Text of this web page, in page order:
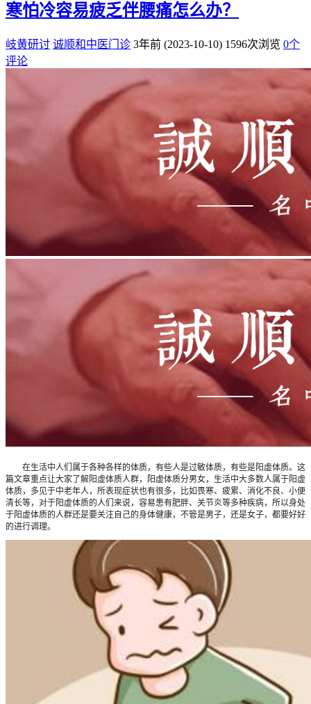
寒怕冷容易疲乏伴腰痛怎么办？
岐黄研讨 诚顺和中医门诊 3年前 (2023-10-10) 1596次浏览 0个
评论
在生活中人们属于各种各样的体质，有些人是过敏体质，有些是阳虚体质。这
篇文章重点让大家了解阳虚体质人群，阳虚体质分男女，生活中大多数人属于阳虚
体质，多见于中老年人，所表现症状也有很多，比如畏寒、疲累、消化不良、小便
清长等，对于阳虚体质的人们来说，容易患有肥胖、关节炎等多种疾病，所以身处
于阳虚体质的人群还是要关注自己的身体健康，不管是男子，还是女子，都要好好
的进行调理。